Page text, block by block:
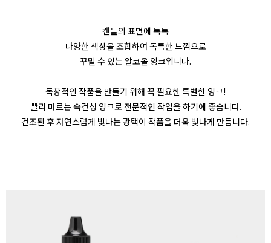
캔들의 표면에 톡톡
다양한 색상을 조합하여 독특한 느낌으로
꾸밀 수 있는 알코올 잉크입니다.
독창적인 작품을 만들기 위해 꼭 필요한 특별한 잉크!
빨리 마르는 속건성 잉크로 전문적인 작업을 하기에 좋습니다.
건조된 후 자연스럽게 빛나는 광택이 작품을 더욱 빛나게 만듭니다.